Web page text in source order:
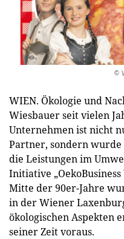
©
WIEN. Ökologie und
Wiesbauer seit vielen
Unternehmen ist nicht
Partner, sondern
die Leistungen im
Initiative
Mitte der 90er-Jahre
in der Wiener
ökologischen Aspekten
seiner Zeit voraus.